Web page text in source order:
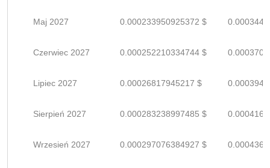
Maj 2027 0.000233950925372 $
Czerwiec 2027 0.000252210334744 $
Lipiec 2027 0.00026817945217 $
Sierpień 2027 0.000283238997485 $
Wrzesień 2027 0.000297076384927 $